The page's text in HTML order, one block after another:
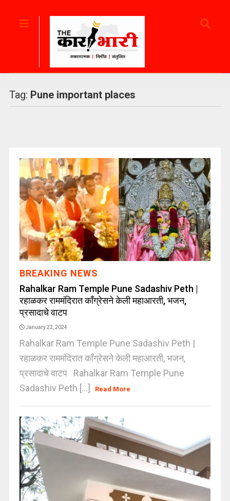
Tag: Pune important places
BREAKING NEWS
Rahalkar Ram Temple Pune Sadashiv Peth |
रहाळकर राममंदिरात काँग्रेसने केली महाआरती, भजन,
प्रसादाचे वाटप
January 22, 2024
Rahalkar Ram Temple Pune Sadashiv Peth |
रहाळकर राममंदिरात काँग्रेसने केली महाआरती, भजन,
प्रसादाचे वाटप Rahalkar Ram Temple Pune
Sadashiv Peth [...]
Read More